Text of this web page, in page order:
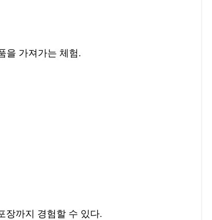
을 가져가는 체험.
장까지 경험할 수 있다.